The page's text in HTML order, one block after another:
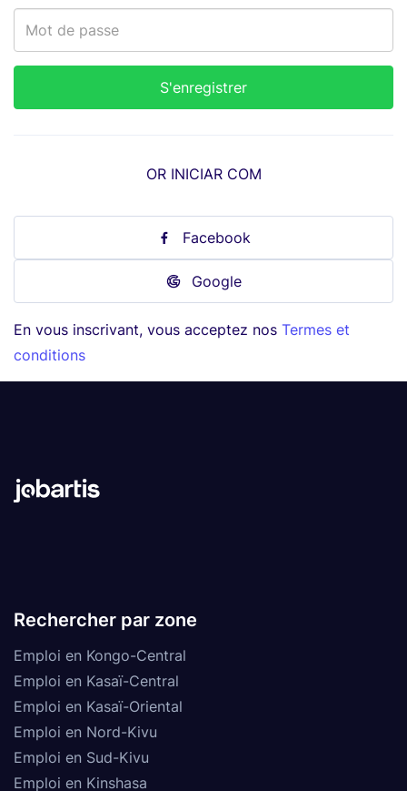
OR INICIAR COM
Facebook
Google
En vous inscrivant, vous acceptez nos Termes et
conditions
Rechercher par zone
Emploi en Kongo-Central
Emploi en Kasaï-Central
Emploi en Kasaï-Oriental
Emploi en Nord-Kivu
Emploi en Sud-Kivu
Emploi en Kinshasa